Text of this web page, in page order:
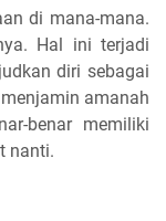
di mana-mana.
Hal ini terjadi
diri sebagai
amanah
benar memiliki
nanti.